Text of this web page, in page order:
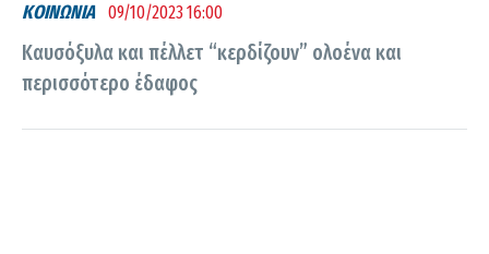
ΚΟΙΝΩΝΙΑ 09/10/2023 16:00
Καυσόξυλα και πέλλετ “κερδίζουν” ολοένα και
περισσότερο έδαφος